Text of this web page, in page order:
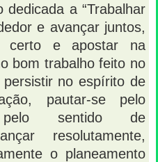
dedicada a “Trabalhar
e avançar juntos,
certo e apostar na
bom trabalho feito no
no espírito de
pautar-se pelo
sentido de
resolutamente,
o planeamento